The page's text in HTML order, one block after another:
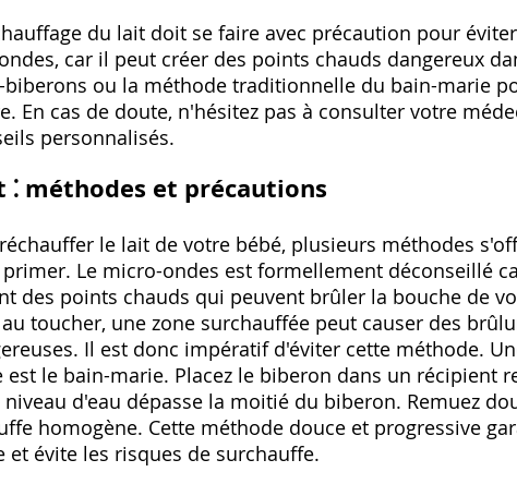
du lait doit se faire avec précaution pour
car il peut créer des points chauds dangereux
biberons ou la méthode traditionnelle du bain-marie
En cas de doute‚ n'hésitez pas à consulter votre
personnalisés.
méthodes et précautions
le lait de votre bébé‚ plusieurs méthodes
Le micro-ondes est formellement déconseillé
des points chauds qui peuvent brûler la bouche de
toucher‚ une zone surchauffée peut causer des
Il est donc impératif d'éviter cette méthode.
le bain-marie. Placez le biberon dans un récipient
d'eau dépasse la moitié du biberon. Remuez
homogène. Cette méthode douce et progressive
évite les risques de surchauffe.